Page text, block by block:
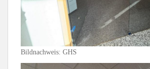
Bildnachweis: GHS